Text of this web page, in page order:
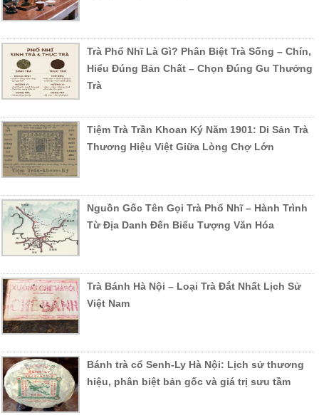
Trà Phổ Nhĩ Là Gì? Phân Biệt Trà Sống – Chín,
Hiểu Đúng Bản Chất – Chọn Đúng Gu Thưởng
Trà
Tiệm Trà Trần Khoan Ký Năm 1901: Di Sản Trà
Thương Hiệu Việt Giữa Lòng Chợ Lớn
Nguồn Gốc Tên Gọi Trà Phổ Nhĩ – Hành Trình
Từ Địa Danh Đến Biểu Tượng Văn Hóa
Trà Bánh Hà Nội – Loại Trà Đắt Nhất Lịch Sử
Việt Nam
Bánh trà cổ Senh-Ly Hà Nội: Lịch sử thương
hiệu, phân biệt bản gốc và giá trị sưu tầm